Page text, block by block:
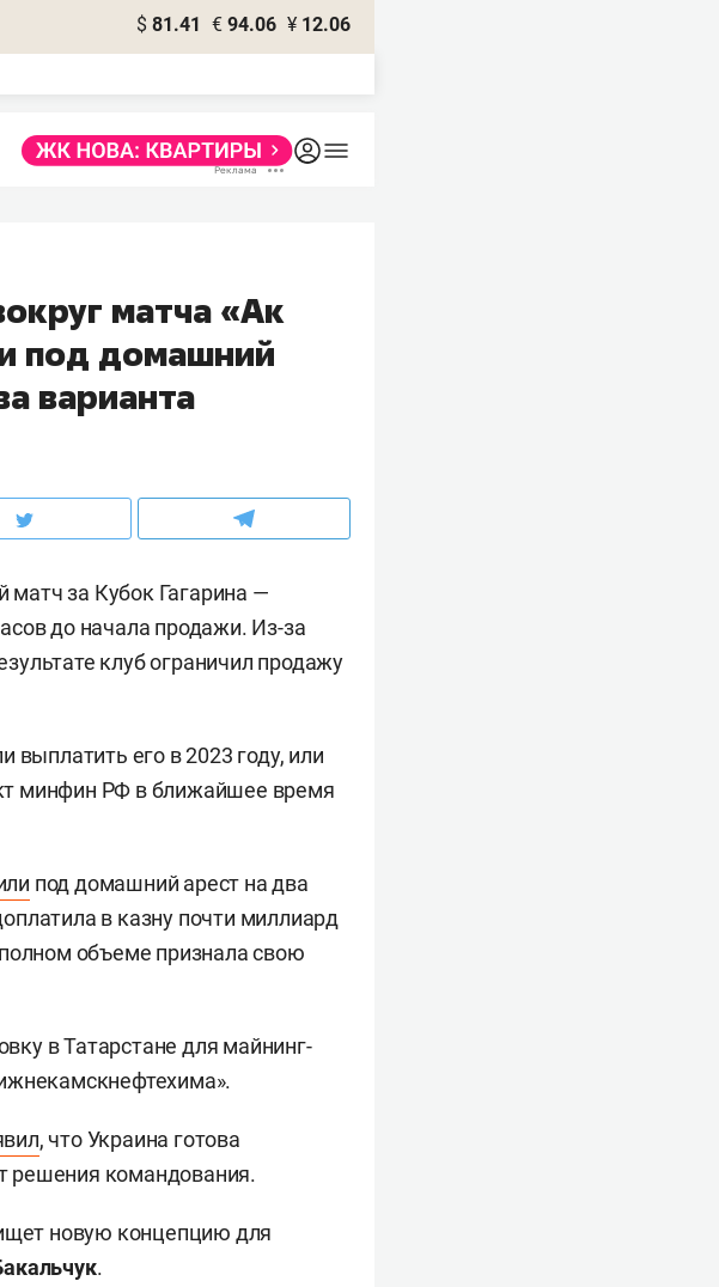
$ 81.41 € 94.06 ¥ 12.06
матча «Ак
под домашний
варианта
за Кубок Гагарина —
до начала продажи. Из-за
клуб ограничил продажу
выплатить его в 2023 году, или
минфин РФ в ближайшее время
под домашний арест на два
в казну почти миллиард
объеме признала свою
в Татарстане для майнинг-
, что Украина готова
решения командования.
новую концепцию для
.